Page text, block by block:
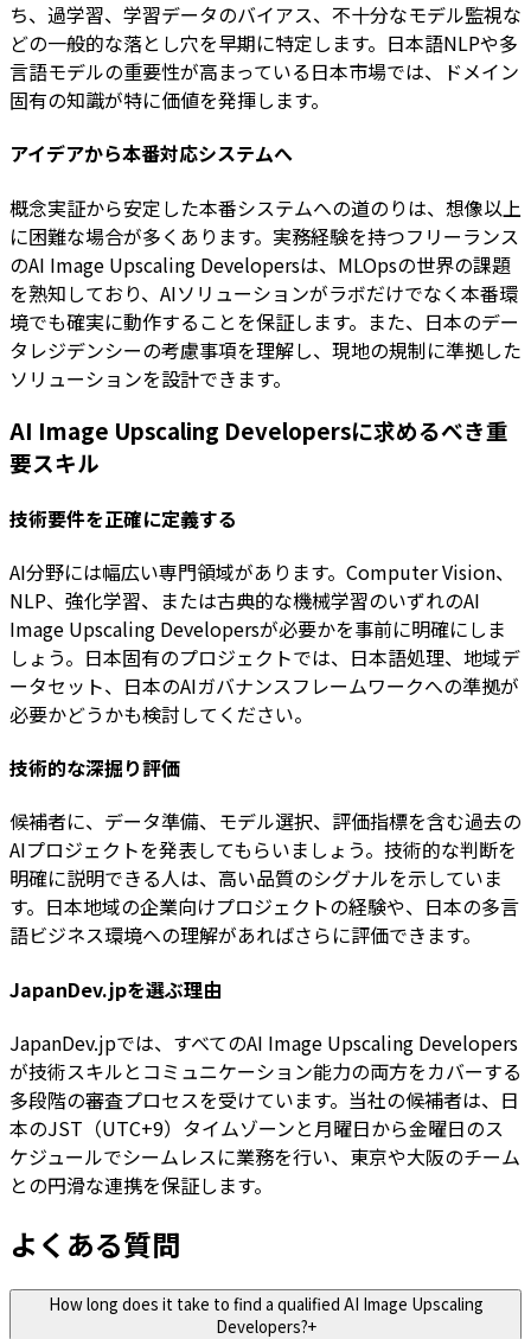
ち、過学習、学習データのバイアス、不十分なモデル監視な
どの一般的な落とし穴を早期に特定します。日本語NLPや多
言語モデルの重要性が高まっている日本市場では、ドメイン
固有の知識が特に価値を発揮します。
アイデアから本番対応システムへ
概念実証から安定した本番システムへの道のりは、想像以上
に困難な場合が多くあります。実務経験を持つフリーランス
のAI Image Upscaling Developersは、MLOpsの世界の課題
を熟知しており、AIソリューションがラボだけでなく本番環
境でも確実に動作することを保証します。また、日本のデー
タレジデンシーの考慮事項を理解し、現地の規制に準拠した
ソリューションを設計できます。
AI Image Upscaling Developersに求めるべき重
要スキル
技術要件を正確に定義する
AI分野には幅広い専門領域があります。Computer Vision、
NLP、強化学習、または古典的な機械学習のいずれのAI
Image Upscaling Developersが必要かを事前に明確にしま
しょう。日本固有のプロジェクトでは、日本語処理、地域デ
ータセット、日本のAIガバナンスフレームワークへの準拠が
必要かどうかも検討してください。
技術的な深掘り評価
候補者に、データ準備、モデル選択、評価指標を含む過去の
AIプロジェクトを発表してもらいましょう。技術的な判断を
明確に説明できる人は、高い品質のシグナルを示していま
す。日本地域の企業向けプロジェクトの経験や、日本の多言
語ビジネス環境への理解があればさらに評価できます。
JapanDev.jpを選ぶ理由
JapanDev.jpでは、すべてのAI Image Upscaling Developers
が技術スキルとコミュニケーション能力の両方をカバーする
多段階の審査プロセスを受けています。当社の候補者は、日
本のJST（UTC+9）タイムゾーンと月曜日から金曜日のス
ケジュールでシームレスに業務を行い、東京や大阪のチーム
との円滑な連携を保証します。
よくある質問
How long does it take to find a qualified AI Image Upscaling
Developers?+